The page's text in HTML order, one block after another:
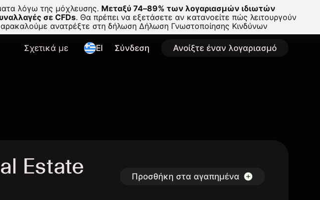
λόγω της μόχλευσης. Μεταξύ 74–89% των λογαριασμών ιδιωτών
σε CFDs. Θα πρέπει να εξετάσετε αν κατανοείτε πώς λειτουργούν
ανατρέξτε στη δήλωση Δήλωση Γνωστοποίησης Κινδύνων
Σχετικά με El Σύνδεση Ανοίξτε έναν λογαριασμό
Estate Προσθήκη στα αγαπημένα